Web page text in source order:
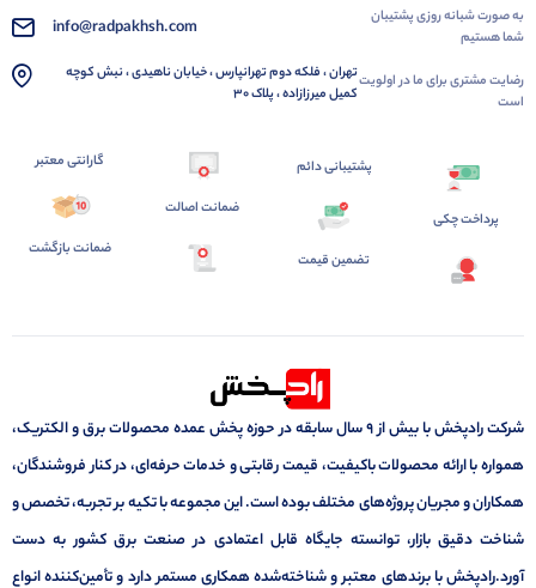
به صورت شبانه روزی پشتیبان
شما هستیم
رضایت مشتری برای ما در اولویت
است
info@radpakhsh.com
تهران ، فلکه دوم تهرانپارس ، خیابان ناهیدی ، نبش کوچه
کمیل میرزازاده ، پلاک 30
پرداخت چکی
پشتیبانی دائم
تضمین قیمت
ضمانت اصالت
گارانتی معتبر
ضمانت بازگشت
شرکت رادپخش با بیش از ۹ سال سابقه در حوزه پخش عمده محصولات برق و الکتریک،
همواره با ارائه محصولات باکیفیت، قیمت رقابتی و خدمات حرفه‌ای، در کنار فروشندگان،
همکاران و مجریان پروژه‌های مختلف بوده است. این مجموعه با تکیه بر تجربه، تخصص و
شناخت دقیق بازار، توانسته جایگاه قابل اعتمادی در صنعت برق کشور به دست
آورد.رادپخش با برندهای معتبر و شناخته‌شده همکاری مستمر دارد و تأمین‌کننده انواع